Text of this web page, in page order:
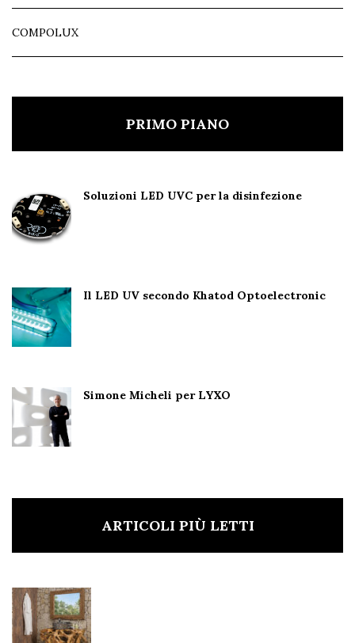
COMPOLUX
PRIMO PIANO
Soluzioni LED UVC per la disinfezione
Il LED UV secondo Khatod Optoelectronic
Simone Micheli per LYXO
ARTICOLI PIÙ LETTI